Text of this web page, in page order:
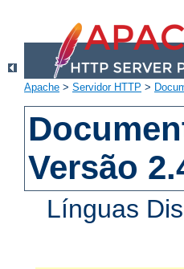
Apache > Servidor HTTP >
Versão
Línguas